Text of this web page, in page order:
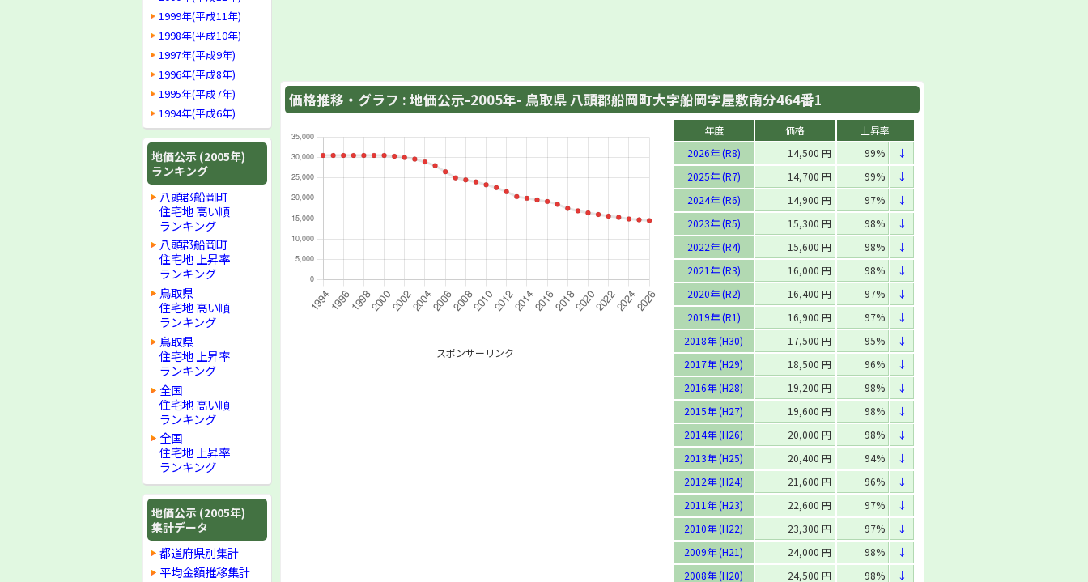
価格推移・グラフ : 地価公示-2005年- 鳥取県 八頭郡船岡町大字船岡字屋敷南分464番1
スポンサーリンク
年度 価格
上昇率
2026年 (R8)
14,500 円 99%
↓
2025年 (R7)
14,700 円 99%
↓
2024年 (R6)
14,900 円 97%
↓
2023年 (R5)
15,300 円 98%
↓
2022年 (R4)
15,600 円 98%
↓
2021年 (R3)
16,000 円 98%
↓
2020年 (R2)
16,400 円 97%
↓
2019年 (R1)
16,900 円 97%
↓
2018年 (H30)
17,500 円 95%
↓
2017年 (H29)
18,500 円 96%
↓
2016年 (H28)
19,200 円 98%
↓
2015年 (H27)
19,600 円 98%
↓
2014年 (H26)
20,000 円 98%
↓
2013年 (H25)
20,400 円 94%
↓
2012年 (H24)
21,600 円 96%
↓
2011年 (H23)
22,600 円 97%
↓
2010年 (H22)
23,300 円 97%
↓
2009年 (H21)
24,000 円 98%
↓
2008年 (H20)
24,500 円 98%
↓
1999年(平成11年)
1998年(平成10年)
1997年(平成9年)
1996年(平成8年)
1995年(平成7年)
1994年(平成6年)
地価公示 (2005年)
ランキング
八頭郡船岡町
住宅地 高い順
ランキング
八頭郡船岡町
住宅地 上昇率
ランキング
鳥取県
住宅地 高い順
ランキング
鳥取県
住宅地 上昇率
ランキング
全国
住宅地 高い順
ランキング
全国
住宅地 上昇率
ランキング
地価公示 (2005年)
集計データ
都道府県別集計
平均金額推移集計